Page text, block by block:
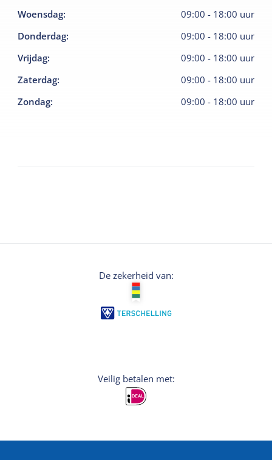
Woensdag: 09:00 - 18:00 uur
Donderdag: 09:00 - 18:00 uur
Vrijdag: 09:00 - 18:00 uur
Zaterdag: 09:00 - 18:00 uur
Zondag: 09:00 - 18:00 uur
De zekerheid van:
Veilig betalen met: